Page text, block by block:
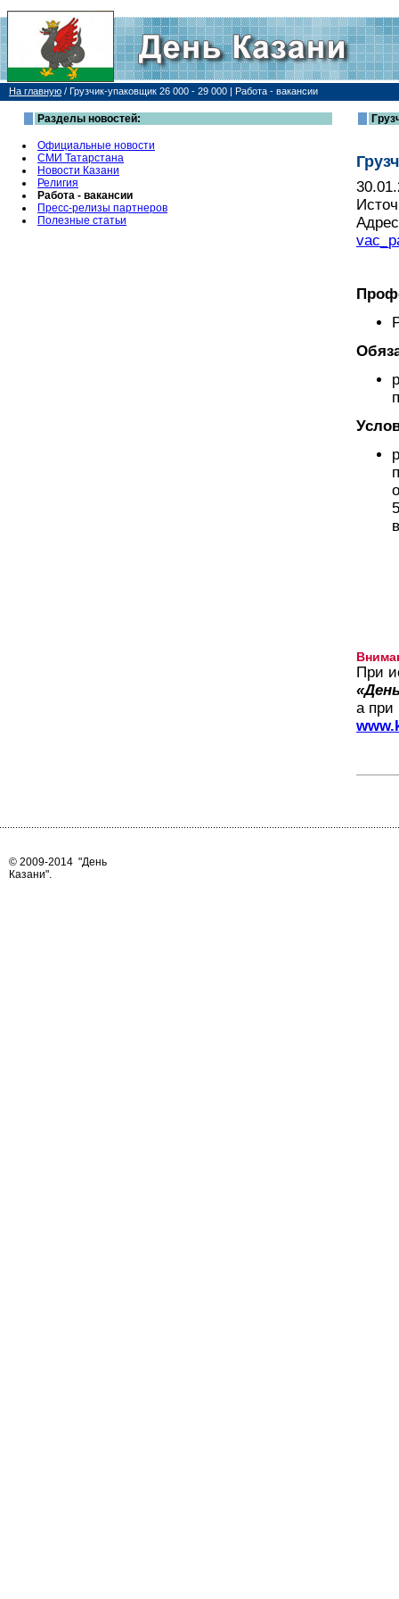
На главную / Грузчик-упаковщик 26 000 - 29 000 | Работа - вакансии
Разделы новостей:
Официальные новости
СМИ Татарстана
Новости Казани
Религия
Работа - вакансии
Пресс-релизы партнеров
Полезные статьи
При
а при
© 2009-2014 "День
Казани".